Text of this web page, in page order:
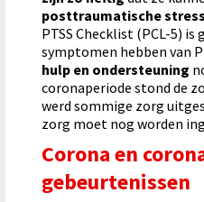
posttraumatische
PTSS Checklist (PCL-5)
symptomen hebben van
hulp en ondersteuning
coronaperiode stond de
werd sommige zorg
zorg moet nog worden
Corona en
gebeurtenissen